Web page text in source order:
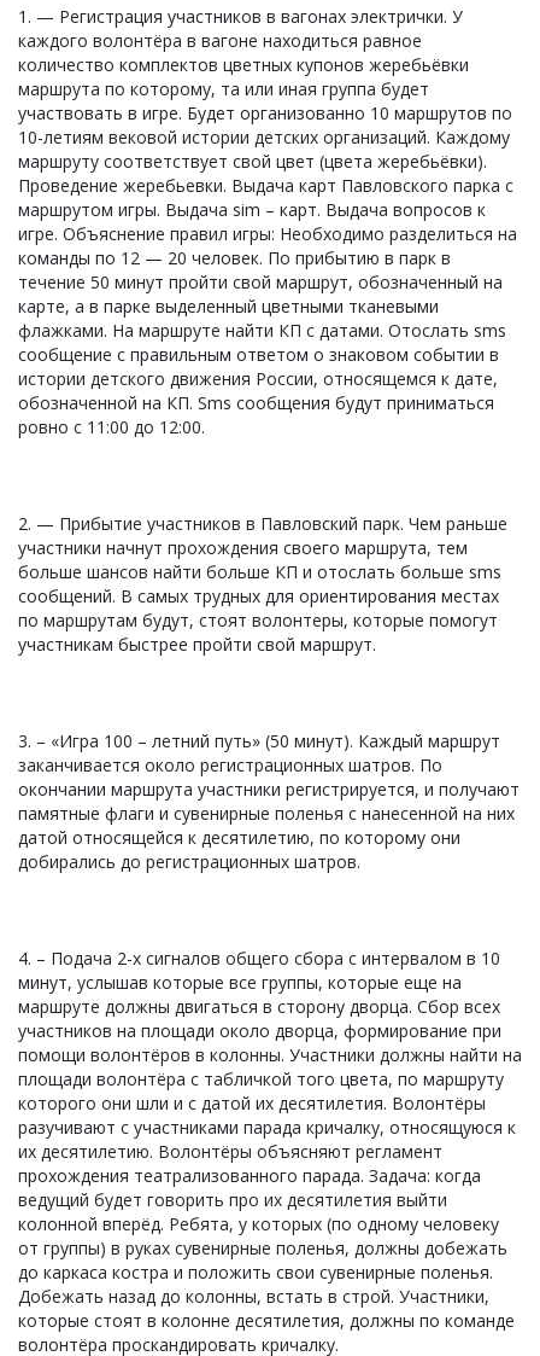
1. — Регистрация участников в вагонах электрички. У
каждого волонтёра в вагоне находиться равное
количество комплектов цветных купонов жеребьёвки
маршрута по которому, та или иная группа будет
участвовать в игре. Будет организованно 10 маршрутов по
10-летиям вековой истории детских организаций. Каждому
маршруту соответствует свой цвет (цвета жеребьёвки).
Проведение жеребьевки. Выдача карт Павловского парка с
маршрутом игры. Выдача sim – карт. Выдача вопросов к
игре. Объяснение правил игры: Необходимо разделиться на
команды по 12 — 20 человек. По прибытию в парк в
течение 50 минут пройти свой маршрут, обозначенный на
карте, а в парке выделенный цветными тканевыми
флажками. На маршруте найти КП с датами. Отослать sms
сообщение с правильным ответом о знаковом событии в
истории детского движения России, относящемся к дате,
обозначенной на КП. Sms сообщения будут приниматься
ровно с 11:00 до 12:00.
2. — Прибытие участников в Павловский парк. Чем раньше
участники начнут прохождения своего маршрута, тем
больше шансов найти больше КП и отослать больше sms
сообщений. В самых трудных для ориентирования местах
по маршрутам будут, стоят волонтеры, которые помогут
участникам быстрее пройти свой маршрут.
3. – «Игра 100 – летний путь» (50 минут). Каждый маршрут
заканчивается около регистрационных шатров. По
окончании маршрута участники регистрируется, и получают
памятные флаги и сувенирные поленья с нанесенной на них
датой относящейся к десятилетию, по которому они
добирались до регистрационных шатров.
4. – Подача 2-х сигналов общего сбора с интервалом в 10
минут, услышав которые все группы, которые еще на
маршруте должны двигаться в сторону дворца. Сбор всех
участников на площади около дворца, формирование при
помощи волонтёров в колонны. Участники должны найти на
площади волонтёра с табличкой того цвета, по маршруту
которого они шли и с датой их десятилетия. Волонтёры
разучивают с участниками парада кричалку, относящуюся к
их десятилетию. Волонтёры объясняют регламент
прохождения театрализованного парада. Задача: когда
ведущий будет говорить про их десятилетия выйти
колонной вперёд. Ребята, у которых (по одному человеку
от группы) в руках сувенирные поленья, должны добежать
до каркаса костра и положить свои сувенирные поленья.
Добежать назад до колонны, встать в строй. Участники,
которые стоят в колонне десятилетия, должны по команде
волонтёра проскандировать кричалку.